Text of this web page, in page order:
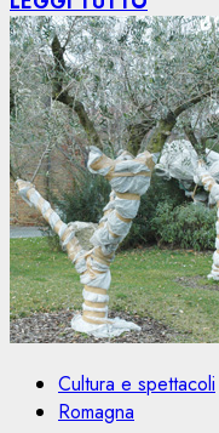
Cultura e spettacoli
Romagna